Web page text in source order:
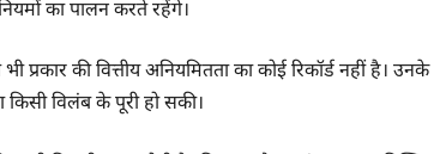
का पालन करते रहेंगे।
की वित्तीय अनियमितता का कोई रिकॉर्ड नहीं है। उनके
किसी विलंब के पूरी हो सकी।